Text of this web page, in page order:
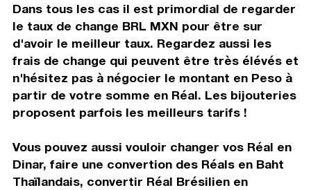
Dans tous les cas il est primordial de regarder
le taux de change BRL MXN pour être sur
d'avoir le meilleur taux. Regardez aussi les
frais de change qui peuvent être très élévés et
n'hésitez pas à négocier le montant en Peso à
partir de votre somme en Réal. Les bijouteries
proposent parfois les meilleurs tarifs !
Vous pouvez aussi vouloir changer vos Réal en
Dinar, faire une convertion des Réals en Baht
Thaïlandais, convertir Réal Brésilien en